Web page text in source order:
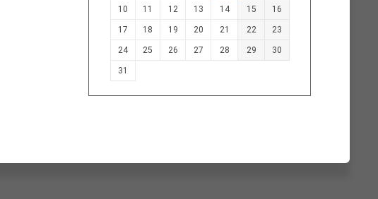
10 11 12 13 14 15 16
17 18 19 20 21 22 23
24 25 26 27 28 29 30
31